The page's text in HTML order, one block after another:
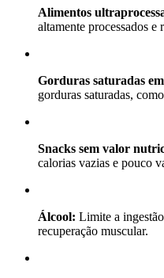
Alimentos
altamente processados e
Gorduras saturadas em
gorduras saturadas,
Snacks sem valor
calorias vazias e pouco
Álcool: Limite a
recuperação muscular.